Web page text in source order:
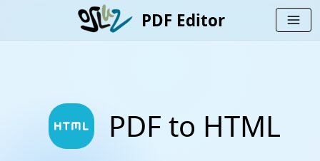
PDF Editor menu
html PDF to HTML